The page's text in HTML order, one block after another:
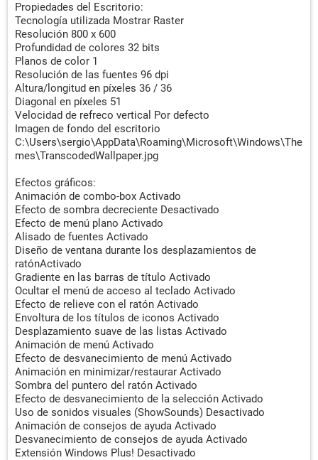
Propiedades del Escritorio:
Tecnología utilizada Mostrar Raster
Resolución 800 x 600
Profundidad de colores 32 bits
Planos de color 1
Resolución de las fuentes 96 dpi
Altura/longitud en píxeles 36 / 36
Diagonal en píxeles 51
Velocidad de refreco vertical Por defecto
Imagen de fondo del escritorio
C:\Users\sergio\AppData\Roaming\Microsoft\Windows\The
mes\TranscodedWallpaper.jpg
Efectos gráficos:
Animación de combo-box Activado
Efecto de sombra decreciente Desactivado
Efecto de menú plano Activado
Alisado de fuentes Activado
Diseño de ventana durante los desplazamientos de
ratónActivado
Gradiente en las barras de título Activado
Ocultar el menú de acceso al teclado Activado
Efecto de relieve con el ratón Activado
Envoltura de los títulos de iconos Activado
Desplazamiento suave de las listas Activado
Animación de menú Activado
Efecto de desvanecimiento de menú Activado
Animación en minimizar/restaurar Activado
Sombra del puntero del ratón Activado
Efecto de desvanecimiento de la selección Activado
Uso de sonidos visuales (ShowSounds) Desactivado
Animación de consejos de ayuda Activado
Desvanecimiento de consejos de ayuda Activado
Extensión Windows Plus! Desactivado